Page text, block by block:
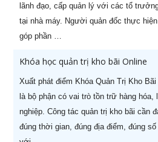
lãnh đạo, cấp quản lý với các tổ
tại nhà máy. Người quản đốc thực
góp phần …
Khóa học quản trị kho bãi Online
Xuất phát điểm Khóa Quản Trị Kho
là bộ phận có vai trò tồn trữ hàng
nghiệp. Công tác quản trị kho bãi cần
đúng thời gian, đúng địa điểm, đúng